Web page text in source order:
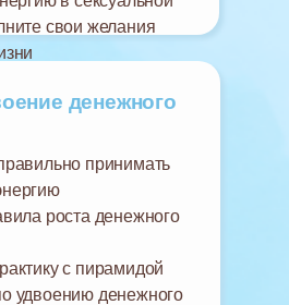
денежного
свои желания
принимать
роста денежного
с пирамидой
удвоению денежного